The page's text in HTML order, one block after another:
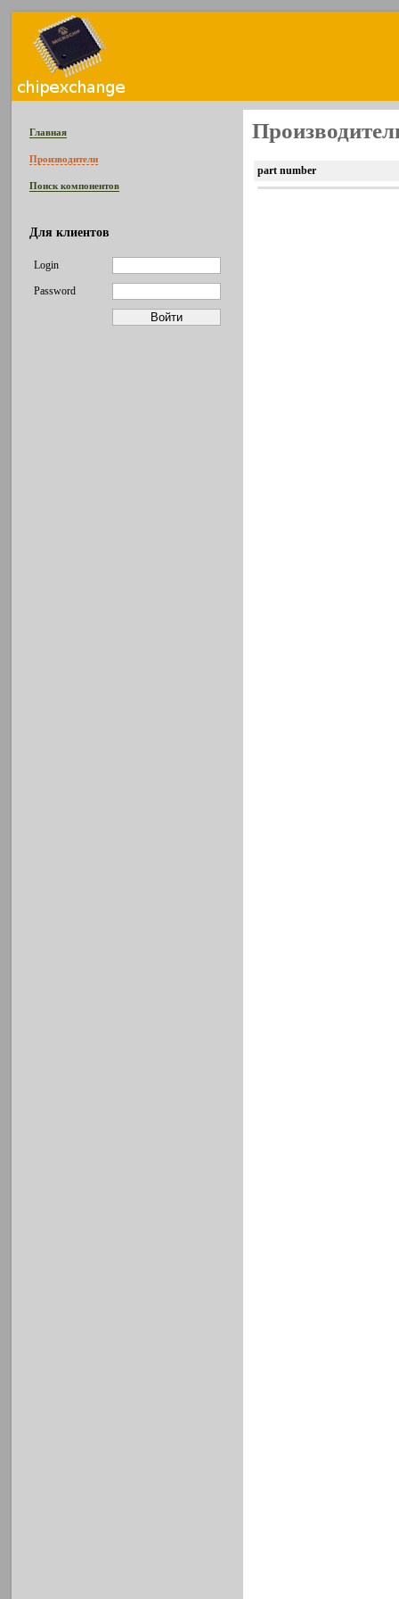
Главная
Производители
Поиск компонентов
Для клиентов
Login
Password
part number